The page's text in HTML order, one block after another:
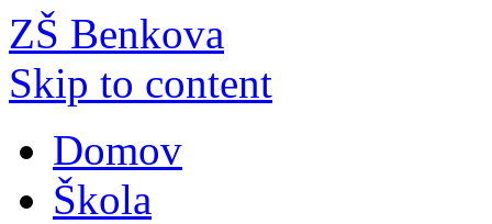
ZŠ Benkova
Skip to content
Domov
Škola